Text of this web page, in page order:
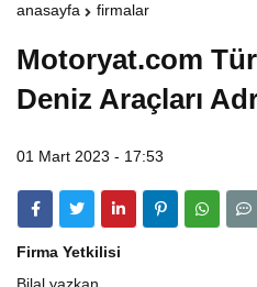
anasayfa firmalar
Motoryat.com
Deniz Araçları
01 Mart 2023 - 17:53
Firma Yetkilisi